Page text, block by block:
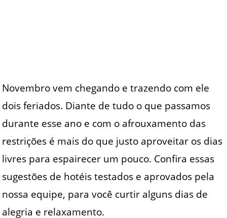
Novembro vem chegando e trazendo com ele
dois feriados. Diante de tudo o que passamos
durante esse ano e com o afrouxamento das
restrições é mais do que justo aproveitar os dias
livres para espairecer um pouco. Confira essas
sugestões de hotéis testados e aprovados pela
nossa equipe, para você curtir alguns dias de
alegria e relaxamento.